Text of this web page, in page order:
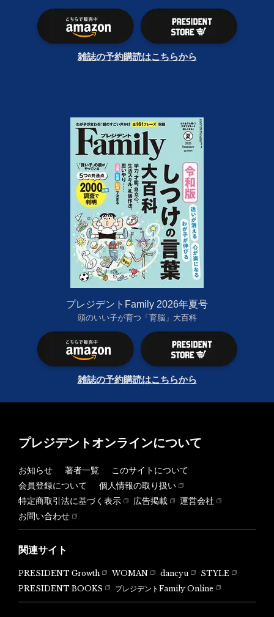
雑誌の予約購読はこちらから
プレジデントFamily 2026年夏号
頭のいい子が育つ「育脳」大百科
雑誌の予約購読はこちらから
プレジデントオンラインについて
お知らせ 著者一覧
このサイトについて
会員登録について
個人情報の取り扱い
特定商取引法に基づく表示
広告掲載
運営会社
お問い合わせ
関連サイト
PRESIDENT Growth WOMAN dancyu
STYLE
PRESIDENT BOOKS
プレジデントFamily Online